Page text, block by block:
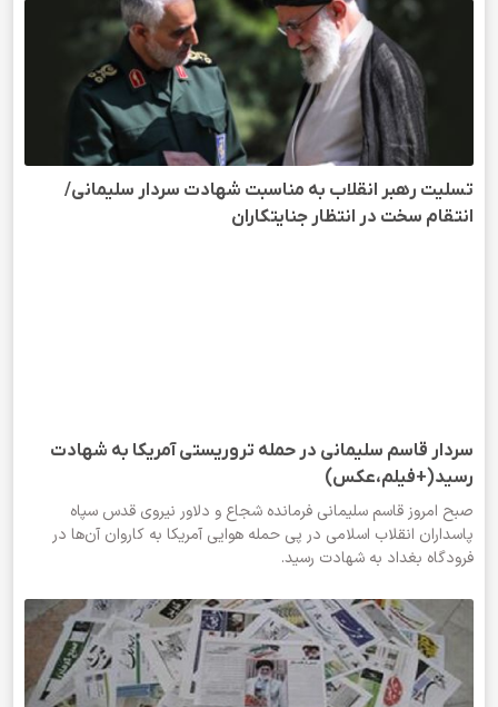
تسلیت رهبر انقلاب به مناسبت شهادت سردار سلیمانی/
انتقام سخت در انتظار جنایتکاران
سردار قاسم سلیمانی در حمله تروریستی آمریکا به شهادت
رسید(+فیلم،عکس)
صبح امروز قاسم سلیمانی فرمانده شجاع و دلاور نیروی قدس سپاه
پاسداران انقلاب اسلامی در پی حمله هوایی آمریکا به کاروان آن‌ها در
فرودگاه بغداد به شهادت رسید.